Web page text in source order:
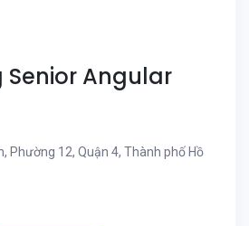
Senior Angular
Phường 12, Quận 4, Thành phố Hồ